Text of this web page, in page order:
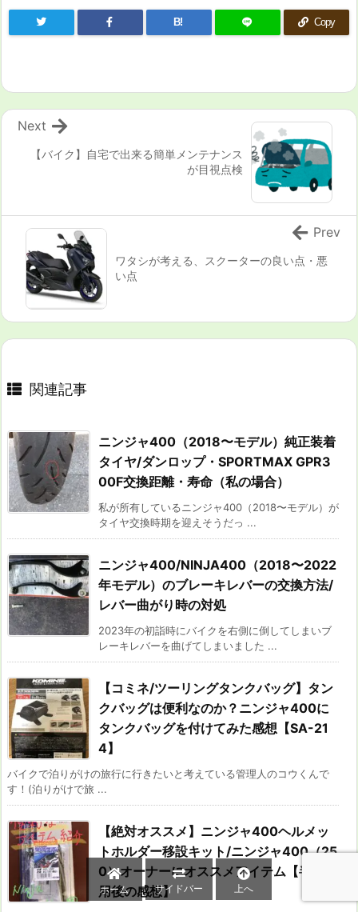
B! Copy
【バイク】自宅で出来る簡単メンテナンス
が目視点検
Next
ワタシが考える、スクーターの良い点・悪
い点
Prev
関連記事
ニンジャ400（2018〜モデル）純正装着
タイヤ/ダンロップ・SPORTMAX GPR3
00F交換距離・寿命（私の場合）
私が所有しているニンジャ400（2018〜モデル）が
タイヤ交換時期を迎えそうだっ ...
ニンジャ400/NINJA400（2018〜2022
年モデル）のブレーキレバーの交換方法/
レバー曲がり時の対処
2023年の初詣時にバイクを右側に倒してしまいブ
レーキレバーを曲げてしまいました ...
【コミネ/ツーリングタンクバッグ】タン
クバッグは便利なのか？ニンジャ400に
タンクバッグを付けてみた感想【SA-21
4】
バイクで泊りがけの旅行に行きたいと考えている管理人のコウくんで
す！(泊りがけで旅 ...
【絶対オススメ】ニンジャ400ヘルメッ
トホルダー移設キット/ニンジャ400（25
0）オーナーにオススメアイテム【半年使
用後の感想】
ホーム サイドバー 上へ